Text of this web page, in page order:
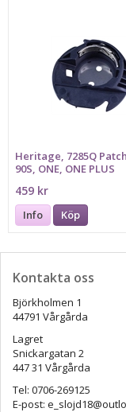
Heritage, 7285Q
90S, ONE, ONE PLUS
459 kr
Info Köp
Kontakta oss
Björkholmen 1
44791 Vårgårda
Lagret
Snickargatan 2
447 31 Vårgårda
Tel: 0706-269125
E-post: